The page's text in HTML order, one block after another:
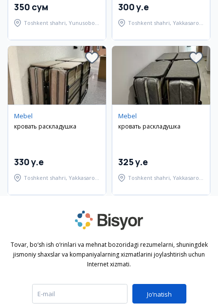
350 сум
Toshkent shahri, Yunusobod
300 y.e
Toshkent shahri, Yakkasaroy
Mebel
кровать раскладушка
330 y.e
Toshkent shahri, Yakkasaroy
Mebel
кровать раскладушка
325 y.e
Toshkent shahri, Yakkasaroy
Tovar, bo‘sh ish o‘rinlari va mehnat bozoridagi rezumelarni, shuningdek
jismoniy shaxslar va kompaniyalarning xizmatlarini joylashtirish uchun
Internet xizmati.
Jo‘natish